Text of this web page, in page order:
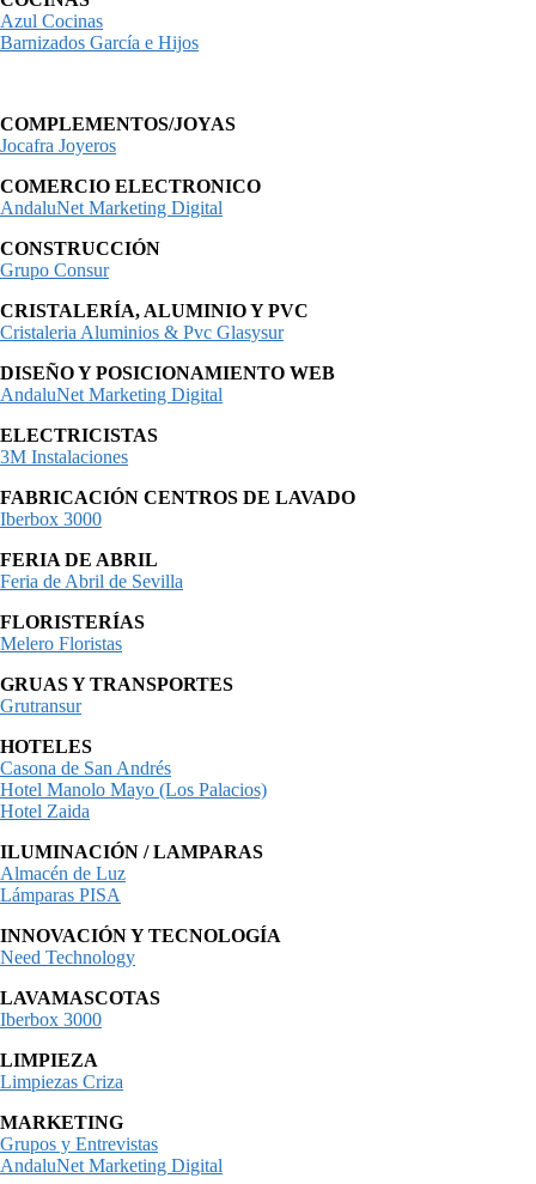
Azul Cocinas
Barnizados García e Hijos
COMPLEMENTOS/JOYAS
Jocafra Joyeros
COMERCIO ELECTRONICO
AndaluNet Marketing Digital
CONSTRUCCIÓN
Grupo Consur
CRISTALERÍA, ALUMINIO Y PVC
Cristaleria Aluminios & Pvc Glasysur
DISEÑO Y POSICIONAMIENTO WEB
AndaluNet Marketing Digital
ELECTRICISTAS
3M Instalaciones
FABRICACIÓN CENTROS DE LAVADO
Iberbox 3000
FERIA DE ABRIL
Feria de Abril de Sevilla
FLORISTERÍAS
Melero Floristas
GRUAS Y TRANSPORTES
Grutransur
HOTELES
Casona de San Andrés
Hotel Manolo Mayo (Los Palacios)
Hotel Zaida
ILUMINACIÓN / LAMPARAS
Almacén de Luz
Lámparas PISA
INNOVACIÓN Y TECNOLOGÍA
Need Technology
LAVAMASCOTAS
Iberbox 3000
LIMPIEZA
Limpiezas Criza
MARKETING
Grupos y Entrevistas
AndaluNet Marketing Digital